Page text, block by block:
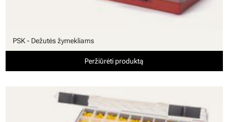
PSK - Dežutės žymekliams
Peržiūrėti produktą